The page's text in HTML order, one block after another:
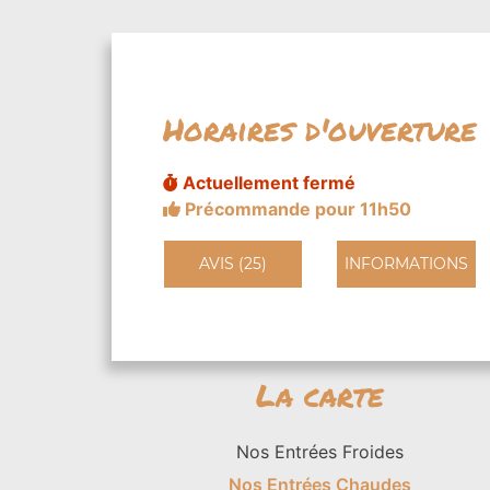
Horaires d'ouverture
Actuellement fermé
Précommande pour 11h50
AVIS (25) INFORMATIONS
La carte
Nos Entrées Froides
Nos Entrées Chaudes